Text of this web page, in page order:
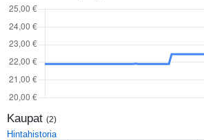
Kaupat (2)
Hintahistoria